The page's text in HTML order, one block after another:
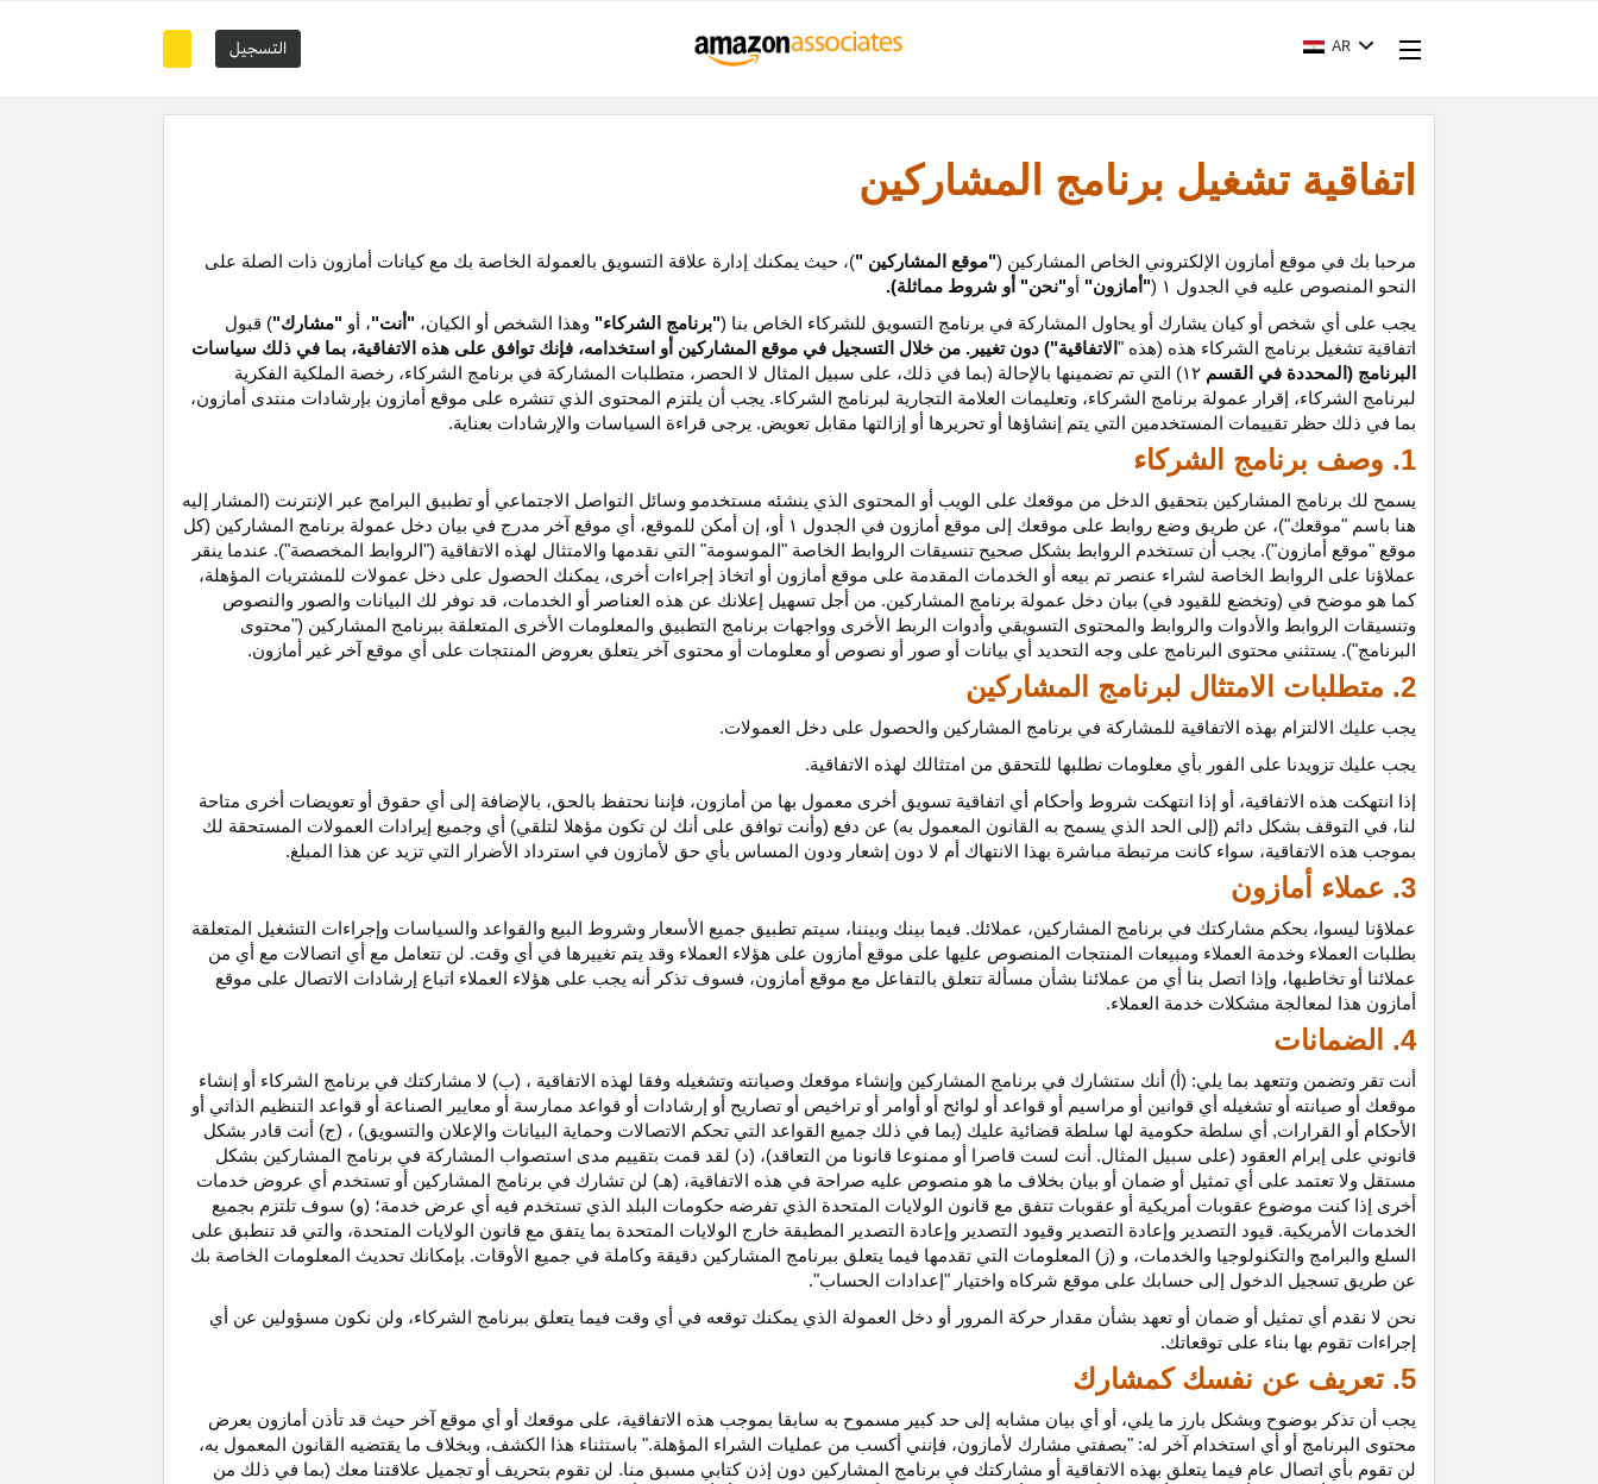
التسجيل AR
اتفاقية تشغيل برنامج المشاركين
مرحبا بك في موقع أمازون الإلكتروني الخاص المشاركين ("موقع المشاركين ")، حيث يمكنك إدارة علاقة التسويق بالعمولة الخاصة بك مع كيانات أمازون ذات الصلة على
النحو المنصوص عليه في الجدول ۱ ( "أمازون" أو"نحن" أو شروط مماثلة).
يجب على أي شخص أو كيان يشارك أو يحاول المشاركة في برنامج التسويق للشركاء الخاص بنا ("برنامج الشركاء" وهذا الشخص أو الكيان، "أنت"، أو "مشارك") قبول
اتفاقية تشغيل برنامج الشركاء هذه (هذه " الاتفاقية") دون تغيير. من خلال التسجيل في موقع المشاركين أو استخدامه، فإنك توافق على هذه الاتفاقية، بما في ذلك سياسات
البرنامج (المحددة في القسم ۱۲) التي تم تضمينها بالإحالة (بما في ذلك، على سبيل المثال لا الحصر، متطلبات المشاركة في برنامج الشركاء، رخصة الملكية الفكرية
لبرنامج الشركاء،
إقرار عمولة برنامج الشركاء، وتعليمات العلامة التجارية لبرنامج الشركاء. يجب أن يلتزم المحتوى الذي تنشره على موقع أمازون بإرشادات منتدى أمازون،
بما في ذلك حظر تقييمات المستخدمين التي يتم إنشاؤها أو تحريرها أو إزالتها مقابل تعويض. يرجى قراءة السياسات والإرشادات بعناية.
1. وصف برنامج الشركاء
يسمح لك برنامج المشاركين بتحقيق الدخل من موقعك على الويب أو المحتوى الذي ينشئه مستخدمو وسائل التواصل الاجتماعي أو تطبيق البرامج عبر الإنترنت (المشار إليه
هنا باسم "موقعك")، عن طريق وضع روابط على موقعك إلى موقع أمازون في الجدول ۱ أو، إن أمكن للموقع، أي موقع آخر مدرج في بيان دخل عمولة برنامج المشاركين (كل
موقع "موقع أمازون"). يجب أن تستخدم الروابط بشكل صحيح تنسيقات الروابط الخاصة "الموسومة" التي نقدمها والامتثال لهذه الاتفاقية ("الروابط المخصصة"). عندما ينقر
عملاؤنا على الروابط الخاصة لشراء عنصر تم بيعه أو الخدمات المقدمة على موقع أمازون أو اتخاذ إجراءات أخرى، يمكنك الحصول على دخل عمولات للمشتريات
المؤهلة،
كما هو موضح في (وتخضع للقيود في) بيان دخل عمولة برنامج المشاركين. من أجل تسهيل إعلانك عن هذه العناصر أو
الخدمات، قد نوفر لك البيانات والصور والنصوص
وتنسيقات الروابط والأدوات والروابط والمحتوى التسويقي وأدوات الربط الأخرى وواجهات برنامج التطبيق والمعلومات الأخرى المتعلقة ببرنامج المشاركين ("محتوى
البرنامج"). يستثني محتوى البرنامج على وجه التحديد أي بيانات أو صور أو نصوص أو معلومات أو محتوى آخر يتعلق بعروض المنتجات على أي موقع آخر غير أمازون.
2. متطلبات الامتثال لبرنامج المشاركين
يجب عليك الالتزام بهذه الاتفاقية للمشاركة في برنامج المشاركين والحصول على دخل العمولات.
يجب عليك تزويدنا على الفور بأي معلومات نطلبها للتحقق من امتثالك لهذه الاتفاقية.
إذا انتهكت هذه
الاتفاقية، أو إذا انتهكت شروط وأحكام أي اتفاقية تسويق أخرى معمول بها من أمازون، فإننا نحتفظ بالحق، بالإضافة إلى أي حقوق أو تعويضات أخرى متاحة
لنا، في التوقف بشكل دائم (إلى الحد الذي يسمح به القانون المعمول به) عن دفع (وأنت توافق على أنك لن تكون مؤهلا لتلقي) أي وجميع إيرادات العمولات المستحقة لك
بموجب هذه
الاتفاقية، سواء كانت مرتبطة مباشرة بهذا الانتهاك أم لا دون إشعار ودون المساس بأي حق لأمازون في استرداد الأضرار التي تزيد عن هذا المبلغ.
3. عملاء أمازون
عملاؤنا ليسوا، بحكم مشاركتك في برنامج المشاركين، عملائك. فيما بينك وبيننا، سيتم تطبيق جميع الأسعار وشروط البيع والقواعد والسياسات وإجراءات التشغيل المتعلقة
بطلبات العملاء وخدمة العملاء ومبيعات المنتجات المنصوص عليها على موقع أمازون على هؤلاء العملاء وقد يتم تغييرها في أي وقت. لن تتعامل مع أي اتصالات مع أي من
عملائنا أو تخاطبها، وإذا اتصل بنا أي من عملائنا بشأن مسألة تتعلق بالتفاعل مع موقع أمازون، فسوف تذكر أنه يجب على هؤلاء العملاء اتباع إرشادات الاتصال على موقع
أمازون هذا لمعالجة مشكلات خدمة العملاء.
4. الضمانات
أنت تقر وتضمن وتتعهد بما يلي: (أ) أنك ستشارك في برنامج المشاركين وإنشاء موقعك وصيانته وتشغيله وفقا لهذه الاتفاقية ، (ب) لا مشاركتك في برنامج الشركاء أو إنشاء
موقعك أو صيانته أو تشغيله أي قوانين أو مراسيم أو قواعد أو لوائح أو أوامر أو تراخيص أو تصاريح أو إرشادات أو قواعد ممارسة أو معايير الصناعة أو قواعد التنظيم الذاتي أو
الأحكام أو القرارات, أي سلطة حكومية لها سلطة قضائية عليك (بما في ذلك جميع القواعد التي تحكم الاتصالات وحماية البيانات والإعلان والتسويق) ، (ج) أنت قادر بشكل
قانوني على إبرام العقود (على سبيل المثال. أنت لست قاصرا أو ممنوعا قانونا من التعاقد)، (د) لقد قمت بتقييم مدى استصواب
المشاركة في برنامج المشاركين بشكل
مستقل ولا تعتمد على أي تمثيل أو ضمان أو بيان بخلاف ما هو منصوص عليه صراحة في هذه الاتفاقية، (هـ) لن تشارك في برنامج المشاركين أو تستخدم أي عروض خدمات
أخرى إذا كنت موضوع عقوبات أمريكية أو عقوبات تتفق مع قانون الولايات المتحدة الذي تفرضه حكومات البلد الذي تستخدم فيه أي عرض خدمة؛ (و) سوف تلتزم بجميع
الخدمات الأمريكية. قيود التصدير وإعادة التصدير وقيود التصدير وإعادة التصدير المطبقة خارج الولايات المتحدة بما يتفق مع قانون الولايات المتحدة، والتي قد تنطبق على
السلع والبرامج والتكنولوجيا والخدمات، و (ز) المعلومات التي تقدمها فيما يتعلق ببرنامج المشاركين دقيقة وكاملة في جميع الأوقات. بإمكانك تحديث المعلومات الخاصة بك
عن طريق تسجيل الدخول إلى حسابك على موقع شركاه واختيار "إعدادات الحساب".
نحن لا نقدم أي تمثيل أو ضمان أو تعهد بشأن مقدار حركة المرور أو دخل العمولة الذي يمكنك توقعه في أي وقت فيما يتعلق ببرنامج الشركاء، ولن نكون مسؤولين عن أي
إجراءات تقوم بها بناء على توقعاتك.
5. تعريف عن نفسك كمشارك
يجب أن تذكر بوضوح وبشكل بارز ما يلي، أو أي بيان مشابه إلى حد كبير مسموح به سابقا بموجب هذه الاتفاقية، على موقعك أو أي موقع آخر حيث قد تأذن أمازون بعرض
محتوى البرنامج أو أي استخدام آخر له: "بصفتي مشارك لأمازون، فإنني أكسب من عمليات الشراء المؤهلة." باستثناء هذا الكشف، وبخلاف ما يقتضيه القانون المعمول به،
لن تقوم بأي اتصال عام فيما يتعلق بهذه الاتفاقية أو مشاركتك في برنامج المشاركين دون إذن كتابي مسبق منا. لن تقوم بتحريف أو تجميل علاقتنا معك (بما في ذلك من